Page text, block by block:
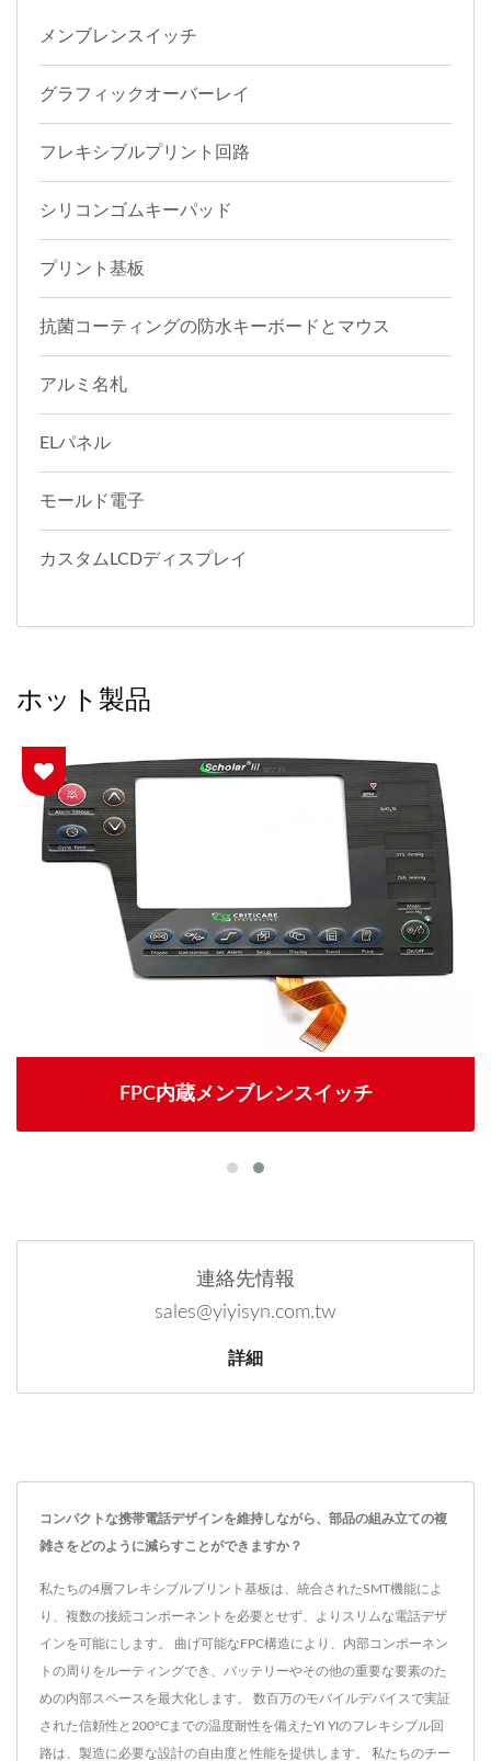
メンブレンスイッチ
グラフィックオーバーレイ
フレキシブルプリント回路
シリコンゴムキーパッド
プリント基板
抗菌コーティングの防水キーボードとマウス
アルミ名札
ELパネル
モールド電子
カスタムLCDディスプレイ
ホット製品
FPC内蔵メンブレンスイッチ
連絡先情報
sales@yiyisyn.com.tw
詳細
コンパクトな携帯電話デザインを維持しながら、部品の組み立ての複
雑さをどのように減らすことができますか？
私たちの4層フレキシブルプリント基板は、統合されたSMT機能によ
り、複数の接続コンポーネントを必要とせず、よりスリムな電話デザ
インを可能にします。 曲げ可能なFPC構造により、内部コンポーネン
トの周りをルーティングでき、バッテリーやその他の重要な要素のた
めの内部スペースを最大化します。 数百万のモバイルデバイスで実証
された信頼性と200°Cまでの温度耐性を備えたYI YIのフレキシブル回
路は、製造に必要な設計の自由度と性能を提供します。 私たちのチー